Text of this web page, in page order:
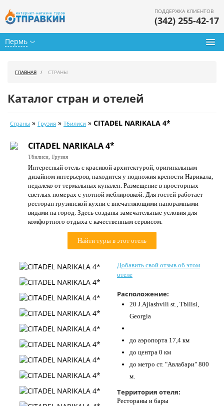
Пермь
ПОДДЕРЖКА КЛИЕНТОВ
(342) 255-42-17
Календарь туров
Цены дня
Страны
Как купить
О нас
ГЛАВНАЯ СТРАНЫ
Каталог стран и отелей
Страны » Грузия » Тбилиси » CITADEL NARIKALA 4*
CITADEL NARIKALA 4*
Тбилиси, Грузия
Интересный отель с красивой архитектурой, оригинальным
дизайном интерьеров, находится у подножия крепости Нарикала,
недалеко от термальных купален. Размещение в просторных
светлых номерах с уютной меблировкой. Для гостей работает
ресторан грузинской кухни с впечатляющими панорамными
видами на город. Здесь созданы замечательные условия для
комфортного отдыха с качественным сервисом.
Найти туры в этот отель
Добавить свой отзыв об этом
отеле
Расположение:
20 J.Ajiashvili st., Tbilisi,
Georgia
до аэропорта 17,4 км
до центра 0 км
до метро ст. "Авлабари" 800
м.
Территория отеля:
Рестораны и бары